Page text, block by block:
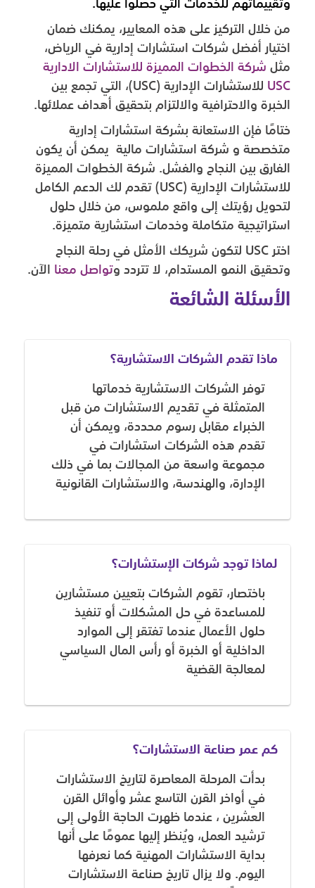
وتقييماتهم للخدمات التي حصلوا عليها.
من خلال التركيز على هذه المعايير، يمكنك ضمان
اختيار أفضل شركات استشارات إدارية في الرياض،
مثل شركة الخطوات المميزة للاستشارات الادارية
USC
للاستشارات الإدارية (USC)، التي تجمع بين
الخبرة والاحترافية والالتزام بتحقيق أهداف عملائها.
ختامًا فإن الاستعانة بشركة استشارات إدارية
متخصصة و شركة استشارات مالية يمكن أن يكون
الفارق بين النجاح والفشل. شركة الخطوات المميزة
للاستشارات الإدارية (USC) تقدم لك الدعم الكامل
لتحويل رؤيتك إلى واقع ملموس، من خلال حلول
استراتيجية متكاملة وخدمات استشارية متميزة.
اختر USC لتكون شريكك الأمثل في رحلة النجاح
وتحقيق النمو المستدام، لا تتردد وتواصل معنا الآن.
الأسئلة الشائعة
ماذا تقدم الشركات الاستشارية؟
توفر الشركات الاستشارية خدماتها
المتمثلة في تقديم الاستشارات من قبل
الخبراء مقابل رسوم محددة، ويمكن أن
تقدم هذه الشركات استشارات في
مجموعة واسعة من المجالات بما في ذلك
الإدارة، والهندسة، والاستشارات القانونية
لماذا توجد شركات الإستشارات؟
باختصار، تقوم الشركات بتعيين مستشارين
للمساعدة في حل المشكلات أو تنفيذ
حلول الأعمال عندما تفتقر إلى الموارد
الداخلية أو الخبرة أو رأس المال السياسي
لمعالجة القضية
كم عمر صناعة الاستشارات؟
بدأت المرحلة المعاصرة لتاريخ الاستشارات
في أواخر القرن التاسع عشر وأوائل القرن
العشرين ، عندما ظهرت الحاجة الأولى إلى
ترشيد العمل، ويُنظر إليها عمومًا على أنها
بداية الاستشارات المهنية كما نعرفها
اليوم. ولا يزال تاريخ صناعة الاستشارات